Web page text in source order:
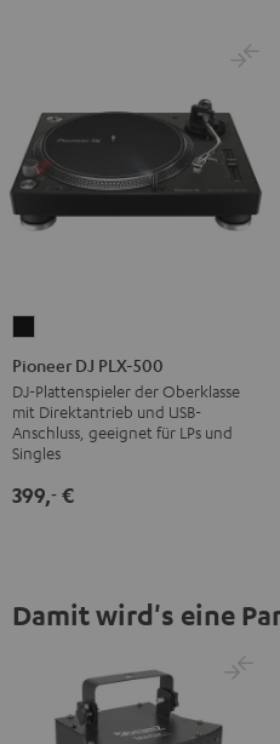
PLX-
500
Schwarz
Pioneer DJ PLX-500
DJ-Plattenspieler der Oberklasse
mit Direktantrieb und USB-
Anschluss, geeignet für LPs und
Singles
399,‐ €
Damit wird's eine